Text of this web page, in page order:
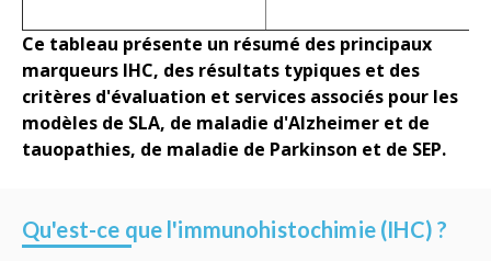
Ce tableau présente un résumé des principaux
marqueurs IHC, des résultats typiques et des
critères d'évaluation et services associés pour les
modèles de SLA, de maladie d'Alzheimer et de
tauopathies, de maladie de Parkinson et de SEP.
Qu'est-ce que l'immunohistochimie (IHC) ?